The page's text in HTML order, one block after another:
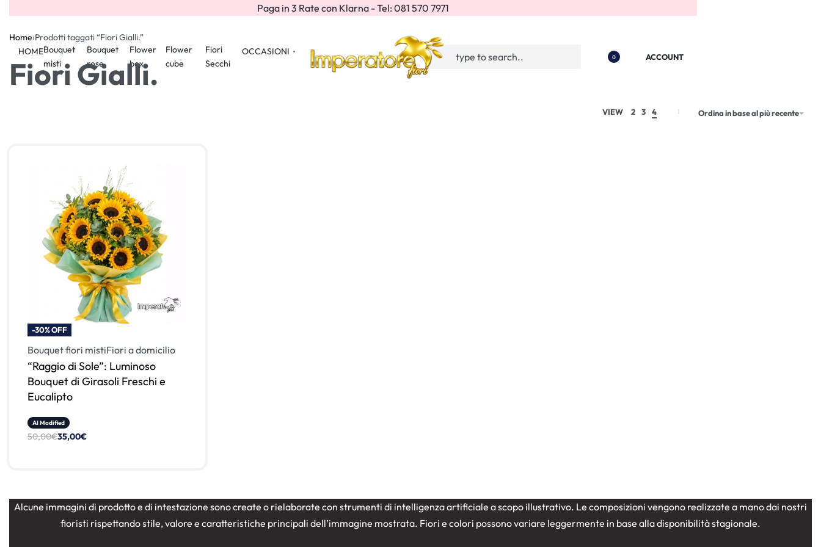
Paga in 3 Rate con Klarna - Tel: 081 570 7971
HOMEBouquet
misti
Bouquet
rose
Flower
box
Flower
cube
Fiori
Secchi
OCCASIONI
0 ACCOUNT
Home›Prodotti taggati “Fiori Gialli.”
Fiori Gialli.
VIEW 2 3 4 Ordina in base al più recente
-30% OFF
Bouquet fiori mistiFiori a domicilio
“Raggio di Sole”: Luminoso
Bouquet di Girasoli Freschi e
Eucalipto
AI Modified
50,00€35,00€
Alcune immagini di prodotto e di intestazione sono create o rielaborate con strumenti di intelligenza artificiale a scopo illustrativo. Le composizioni vengono realizzate a mano dai nostri
fioristi rispettando stile, valore e caratteristiche principali dell’immagine mostrata. Fiori e colori possono variare leggermente in base alla disponibilità stagionale.